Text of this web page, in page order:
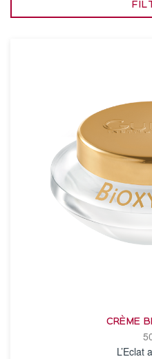
CRÈME
L’Eclat